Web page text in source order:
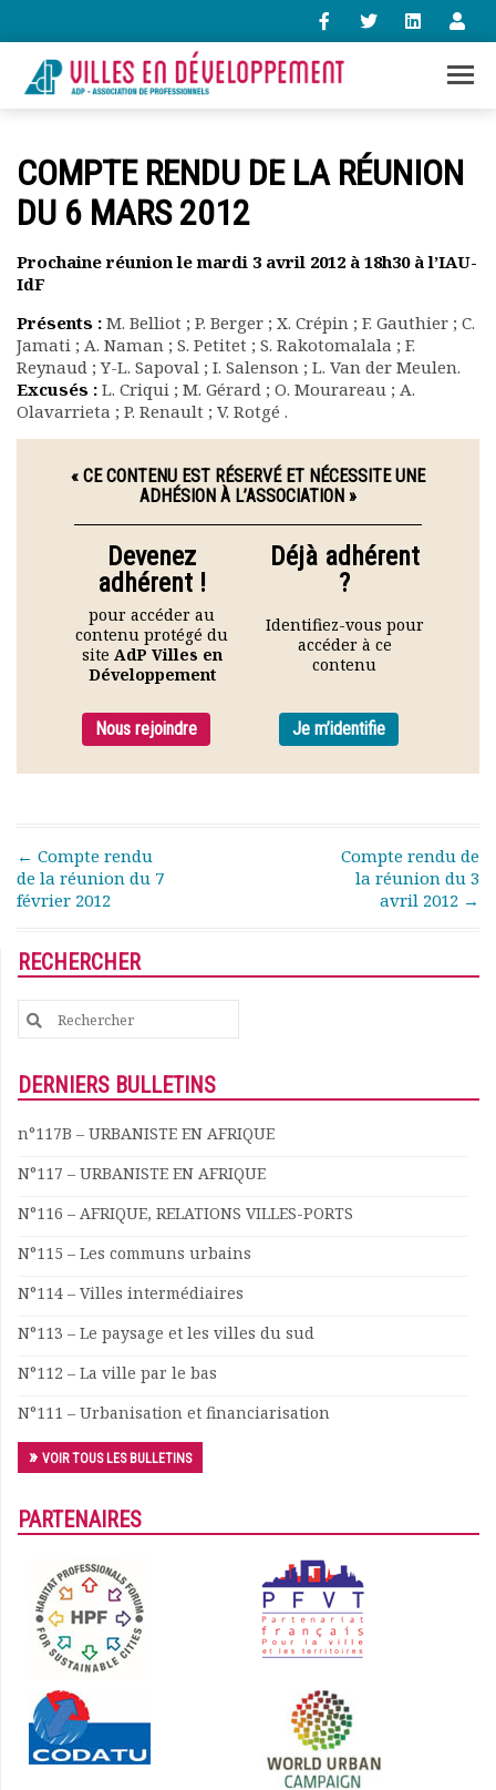
contact@villes-developpement.org
L’association
Présentation vidéo
Le bureau
Statuts de l’association
Vie de l’association
Comptes rendus mensuels
Nous rejoindre
Présentation du bulletin
Comité de rédaction
Bulletins Villes en
Ressources
Nos actions
Journées d’études
Concours vidéo
Matinales
Evénements
Documents
Les adhérents
Annuaire
Offres d’emploi
Forum
Nous contacter
COMPTE RENDU DE LA RÉUNION
DU 6 MARS 2012
Prochaine réunion le mardi 3 avril 2012 à 18h30 à l’IAU-
IdF
Présents : M. Belliot ; P. Berger ; X. Crépin ; F. Gauthier ; C.
Jamati ; A. Naman ; S. Petitet ; S. Rakotomalala ; F.
Reynaud ; Y-L. Sapoval ; I. Salenson ; L. Van der Meulen.
Excusés : L. Criqui ; M. Gérard ; O. Mourareau ; A.
Olavarrieta ; P. Renault ; V. Rotgé .
« CE CONTENU EST RÉSERVÉ ET NÉCESSITE UNE
ADHÉSION À L’ASSOCIATION »
Devenez
adhérent !
pour accéder au
contenu protégé du
site AdP Villes en
Développement
Nous rejoindre
Déjà adhérent
?
Identifiez-vous pour
accéder à ce
contenu
Je m’identifie
Post navigation
← Compte rendu
de la réunion du 7
février 2012
Compte rendu de
la réunion du 3
avril 2012 →
RECHERCHER
Search
for:
DERNIERS BULLETINS
n°117B – URBANISTE EN AFRIQUE
N°117 – URBANISTE EN AFRIQUE
N°116 – AFRIQUE, RELATIONS VILLES-PORTS
N°115 – Les communs urbains
N°114 – Villes intermédiaires
N°113 – Le paysage et les villes du sud
N°112 – La ville par le bas
N°111 – Urbanisation et financiarisation
VOIR TOUS LES BULLETINS
PARTENAIRES